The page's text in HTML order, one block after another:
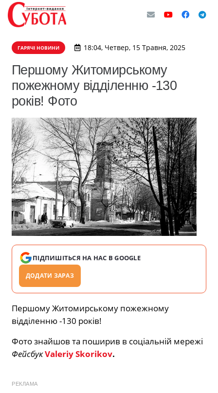
ГАРЯЧІ НОВИНИ 18:04, Четвер, 15 Травня, 2025
Першому Житомирському
пожежному відділенню -130
років! Фото
ПІДПИШІТЬСЯ НА НАС В GOOGLE
ДОДАТИ ЗАРАЗ
Першому Житомирському пожежному
відділенню -130 років!
Фото знайшов та поширив в соціальній мережі
ФейсбукValeriy Skorikov.
РЕКЛАМА